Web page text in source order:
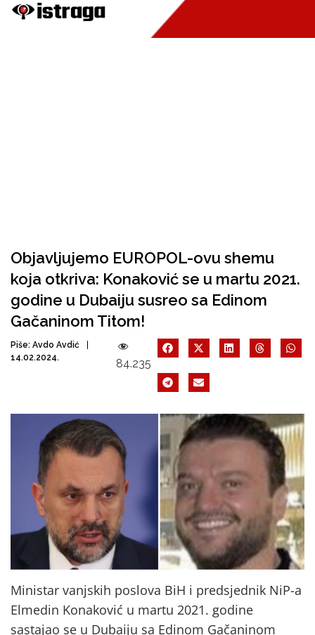
Objavljujemo EUROPOL-ovu shemu
koja otkriva: Konaković se u martu 2021.
godine u Dubaiju susreo sa Edinom
Gačaninom Titom!
Piše: Avdo Avdić
14.02.2024.
84.235
Ministar vanjskih poslova BiH i predsjednik NiP-a
Elmedin Konaković u martu 2021. godine
sastajao se u Dubaiju sa Edinom Gačaninom